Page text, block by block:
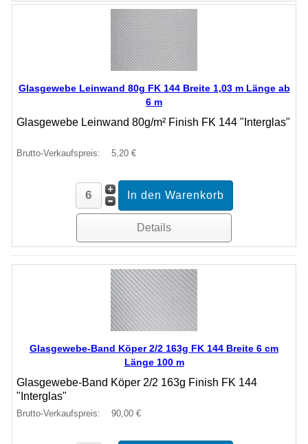
Glasgewebe Leinwand 80g FK 144 Breite 1,03 m Länge ab
6 m
Glasgewebe Leinwand 80g/m² Finish FK 144 "Interglas"
Brutto-Verkaufspreis: 5,20 €
Details
Glasgewebe-Band Köper 2/2 163g FK 144 Breite 6 cm
Länge 100 m
Glasgewebe-Band Köper 2/2 163g Finish FK 144
"Interglas"
Brutto-Verkaufspreis: 90,00 €